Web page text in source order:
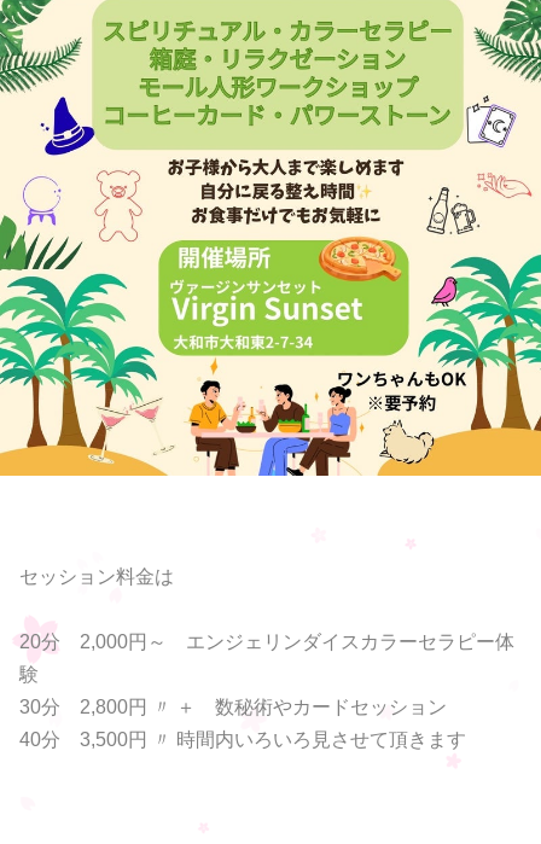
セッション料金は
20分 2,000円～ エンジェリンダイスカラーセラピー体
験
30分 2,800円 〃 ＋ 数秘術やカードセッション
40分 3,500円 〃 時間内いろいろ見させて頂きます